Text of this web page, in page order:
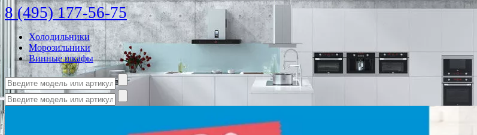
8 (495) 177-56-75
Холодильники
Морозильники
Винные шкафы